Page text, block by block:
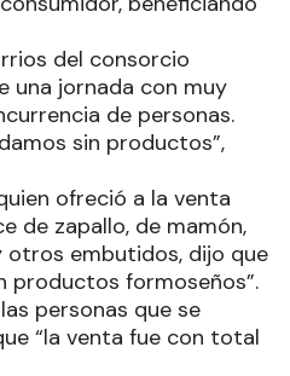
del consorcio
una jornada con muy
de personas.
sin productos”,
ofreció a la venta
de zapallo, de mamón,
otros embutidos, dijo que
productos formoseños”.
personas que se
“la venta fue con total